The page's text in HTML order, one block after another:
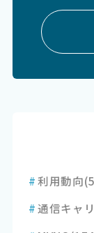
#利用動向
#通信キャ